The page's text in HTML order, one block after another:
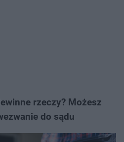
rzeczy? Możesz
do sądu